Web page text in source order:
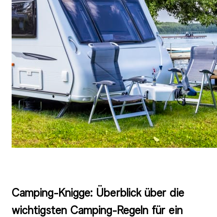
Camping-Knigge: Überblick über die
wichtigsten Camping-Regeln für ein